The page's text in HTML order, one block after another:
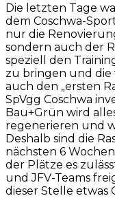
Die letzten Tage
dem Coschwa-
nur die
sondern auch der
speziell den
zu bringen und die
auch den „ersten
SpVgg Coschwa
Bau+Grün wird
regenerieren und
Deshalb sind die
nächsten 6
der Plätze es
und JFV-Teams
dieser Stelle etwas